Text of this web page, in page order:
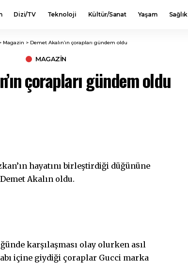
Dizi/TV Teknoloji Kültür/Sanat Yaşam Sağlık
Magazin > Demet Akalın’ın çorapları gündem oldu
MAGAZIN
çorapları gündem oldu
hayatını birleştirdiği düğününe
Akalın oldu.
karşılaşması olay olurken asıl
içine giydiği çoraplar Gucci marka